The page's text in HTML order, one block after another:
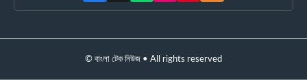
© বাংলা টেক নিউজ • All rights reserved